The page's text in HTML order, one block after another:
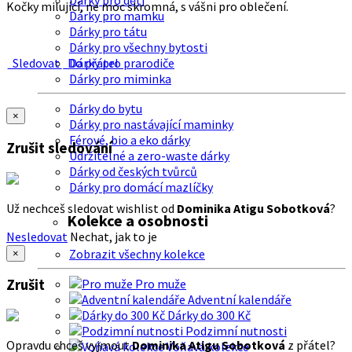
Dárky pro mamku
Dárky pro tátu
Dárky pro všechny bytosti
Dárky pro prarodiče
Dárky pro miminka
Dárky do bytu
Dárky pro nastávající maminky
Férové, bio a eko dárky
Udržitelné a zero-waste dárky
Dárky od českých tvůrců
Dárky pro domácí mazlíčky
Kolekce a osobnosti
Zobrazit všechny kolekce
Pro muže
Adventní kalendáře
Dárky do 300 Kč
Podzimní nutnosti
Voňavá kolekce
Kočky milující, ne moc skromná, s vášni pro oblečení.
Sledovat Do přátel
×
Zrušit sledování
Už nechceš sledovat wishlist od Dominika Atigu Sobotková?
Nesledovat Nechat, jak to je
×
Zrušit
Opravdu chceš vyjmoutDominika Atigu Sobotková z přátel?